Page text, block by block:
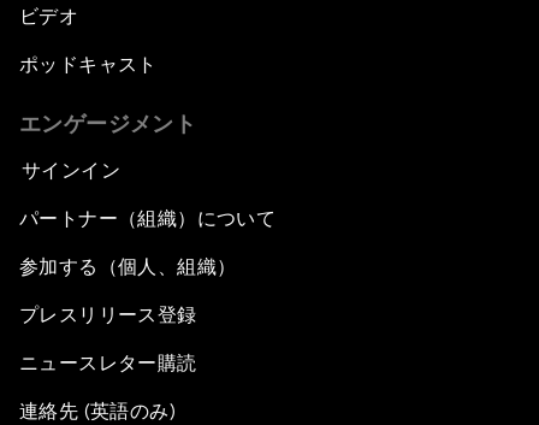
ビデオ
ポッドキャスト
エンゲージメント
サインイン
パートナー（組織）について
参加する（個人、組織）
プレスリリース登録
ニュースレター購読
連絡先 (英語のみ)